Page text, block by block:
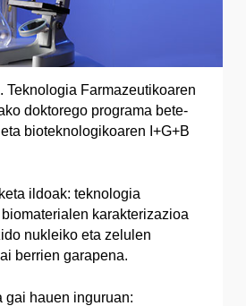
Teknologia Farmazeutikoaren
doktorego programa bete-
bioteknologikoaren I+G+B
ildoak: teknologia
karakterizazioa
nukleiko eta zelulen
berrien garapena.
gai hauen inguruan: